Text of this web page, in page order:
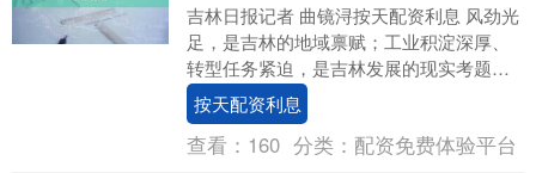
吉林日报记者 曲镜浔按天配资利息 风劲光
足，是吉林的地域禀赋；工业积淀深厚、
转型任务紧迫，是吉林发展的现实考题。
当低碳浪潮席卷而来，如何把得天独厚
的“风光资源....
按天配资利息
查看： 160 分类： 配资免费体验平台